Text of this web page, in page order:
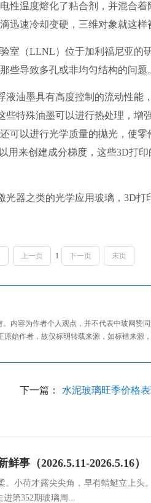
性温度熔化了粘合剂，并混合
迅速冷却变硬，三维对象就这样
（LLNL）位于加利福尼亚的
些导致多孔或非均匀结构的问题
墨具有高度控制的流动性能
特殊油墨可以进行热处理，增
可以进行光学质量的抛光，使
用来创建成分梯度，这些3D打
之类的光学应用玻璃，3D打
上一页 1 下一页 末页
内容为作者个人观点，并不代表中玻网赞
始作者，故仅标明转载来源，如标错来源
下一篇： 水泥玻璃旺季价格
事（2026.5.11-2026.5.16）
。小荷才露尖尖角，早有蜻蜓立上头
第352期玻璃周...